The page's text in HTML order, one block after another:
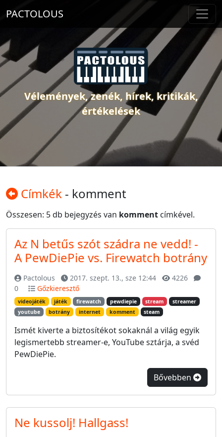
PACTOLOUS
Vélemények, zenék, hírek, kritikák,
értékelések
Címkék - komment
Összesen: 5 db bejegyzés van komment címkével.
Az N betűs szót szádra ne vedd! -
A PewDiePie vs. Firewatch botrány
Pactolous 2017. szept. 13., sze 12:44
4226
0
Gőzkieresztő
videojáték játék firewatch pewdiepie stream
streamer
youtube
botrány internet komment steam
Ismét kiverte a biztosítékot sokaknál a világ egyik
legismertebb streamer-e, YouTube sztárja, a svéd
PewDiePie.
Bővebben
Ne kussolj! Hallgass!